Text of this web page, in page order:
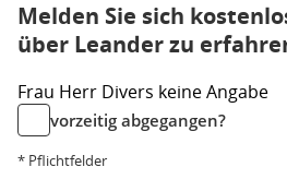
Melden Sie sich
über Leander zu
Frau Herr Divers keine Angabe
vorzeitig abgegangen?
* Pflichtfelder